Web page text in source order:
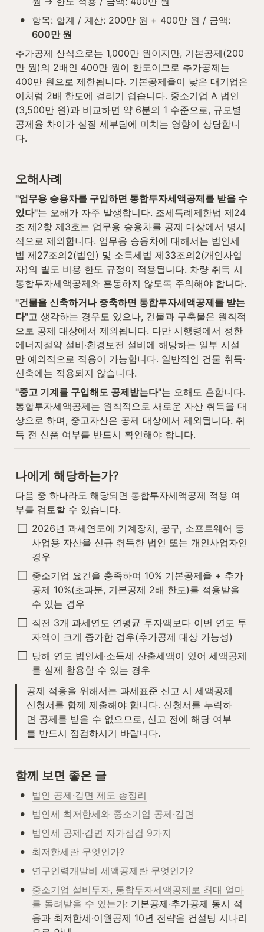
•
600만 원
추가공제 산식으로는 1,000만 원이지만, 기본공제(200
만 원)의 2배인 400만 원이 한도이므로 추가공제는
400만 원으로 제한됩니다. 기본공제율이 낮은 대기업은
이처럼 2배 한도에 걸리기 쉽습니다. 중소기업 A 법인
(3,500만 원)과 비교하면 약 6분의 1 수준으로, 규모별
공제율 차이가 실질 세부담에 미치는 영향이 상당합니
다.
오해사례
"업무용 승용차를 구입하면 통합투자세액공제를 받을 수
있다"는 오해가 자주 발생합니다. 조세특례제한법 제24
조 제2항 제3호는 업무용 승용차를 공제 대상에서 명시
적으로 제외합니다. 업무용 승용차에 대해서는 법인세
법 제27조의2(법인) 및 소득세법 제33조의2(개인사업
자)의 별도 비용 한도 규정이 적용됩니다. 차량 취득 시
통합투자세액공제와 혼동하지 않도록 주의해야 합니다.
"건물을 신축하거나 증축하면 통합투자세액공제를 받는
다"고 생각하는 경우도 있으나, 건물과 구축물은 원칙적
으로 공제 대상에서 제외됩니다. 다만 시행령에서 정한
에너지절약 설비·환경보전 설비에 해당하는 일부 시설
만 예외적으로 적용이 가능합니다. 일반적인 건물 취득·
신축에는 적용되지 않습니다.
"중고 기계를 구입해도 공제받는다"는 오해도 흔합니다.
통합투자세액공제는 원칙적으로 새로운 자산 취득을 대
상으로 하며, 중고자산은 공제 대상에서 제외됩니다. 취
득 전 신품 여부를 반드시 확인해야 합니다.
나에게 해당하는가?
다음 중 하나라도 해당되면 통합투자세액공제 적용 여
부를 검토할 수 있습니다.
2026년 과세연도에 기계장치, 공구, 소프트웨어 등
사업용 자산을 신규 취득한 법인 또는 개인사업자인
경우
중소기업 요건을 충족하여 10% 기본공제율 + 추가
공제 10%(초과분, 기본공제 2배 한도)를 적용받을
수 있는 경우
직전 3개 과세연도 연평균 투자액보다 이번 연도 투
자액이 크게 증가한 경우(추가공제 대상 가능성)
당해 연도 법인세·소득세 산출세액이 있어 세액공제
를 실제 활용할 수 있는 경우
공제 적용을 위해서는 과세표준 신고 시 세액공제
신청서를 함께 제출해야 합니다. 신청서를 누락하
면 공제를 받을 수 없으므로, 신고 전에 해당 여부
를 반드시 점검하시기 바랍니다.
함께 보면 좋은 글
• 법인 공제·감면 제도 총정리
• 법인세 최저한세와 중소기업 공제·감면
• 법인세 공제·감면 자가점검 9가지
• 최저한세란 무엇인가?
• 연구인력개발비 세액공제란 무엇인가?
•
중소기업 설비투자, 통합투자세액공제로 최대 얼마
를 돌려받을 수 있는가: 기본공제·추가공제 동시 적
용과 최저한세·이월공제 10년 전략을 컨설팅 시나리